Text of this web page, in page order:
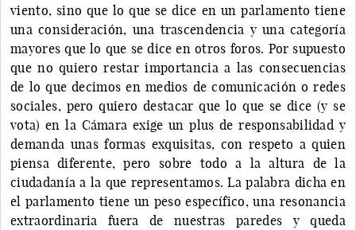
viento, sino que lo que se dice en un parlamento tiene
una consideración, una trascendencia y una categoría
mayores que lo que se dice en otros foros. Por supuesto
que no quiero restar importancia a las consecuencias
de lo que decimos en medios de comunicación o redes
sociales, pero quiero destacar que lo que se dice (y se
vota) en la Cámara exige un plus de responsabilidad y
demanda unas formas exquisitas, con respeto a quien
piensa diferente, pero sobre todo a la altura de la
ciudadanía a la que representamos. La palabra dicha en
el parlamento tiene un peso específico, una resonancia
extraordinaria fuera de nuestras paredes y queda